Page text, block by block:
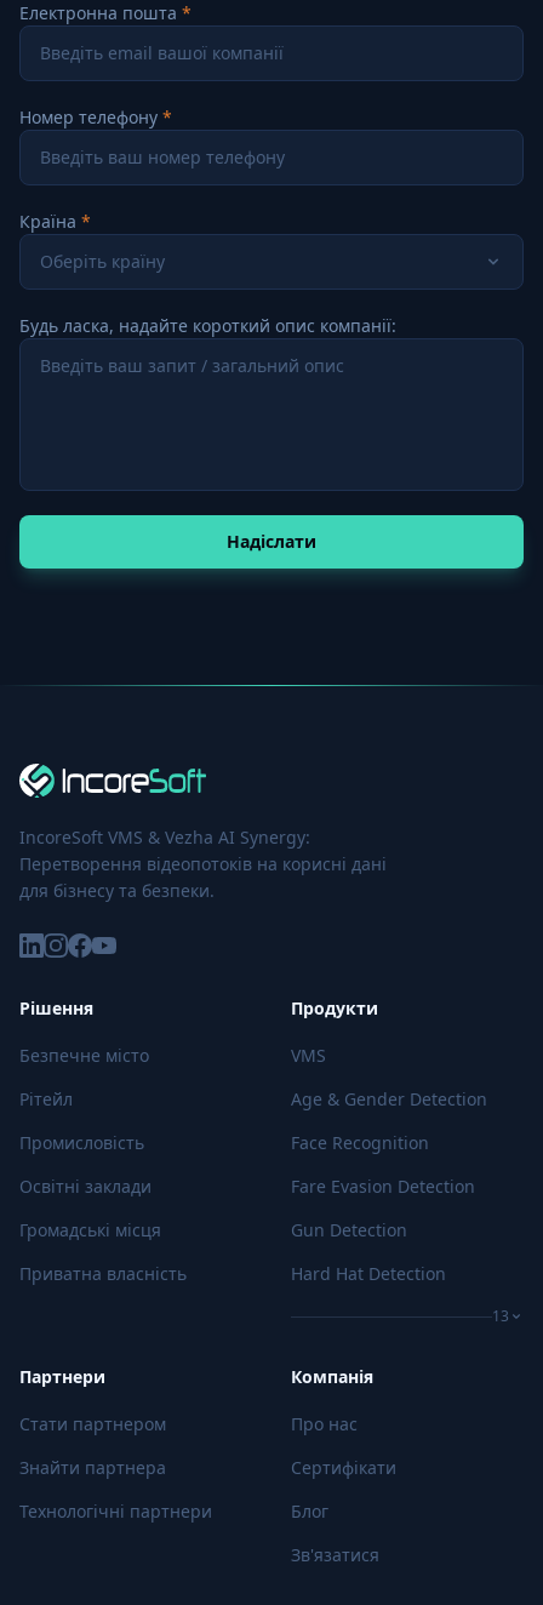
Електронна пошта
Номер телефону
Країна
Оберіть країну
Будь ласка, надайте короткий опис компанії:
Надіслати
IncoreSoft VMS & Vezha AI Synergy:
Перетворення відеопотоків на корисні дані
для бізнесу та безпеки.
Рішення
Безпечне місто
Рітейл
Промисловість
Освітні заклади
Громадські місця
Приватна власність
Продукти
VMS
Age & Gender Detection
Face Recognition
Fare Evasion Detection
Gun Detection
Hard Hat Detection
13
Партнери
Стати партнером
Знайти партнера
Технологічні партнери
Компанія
Про нас
Сертифікати
Блог
Зв'язатися